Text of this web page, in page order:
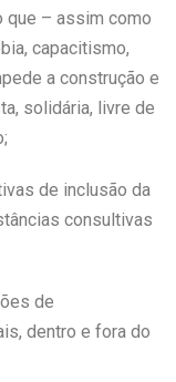
que – assim como
capacitismo,
a construção e
solidária, livre de
de inclusão da
consultivas
de
dentro e fora do